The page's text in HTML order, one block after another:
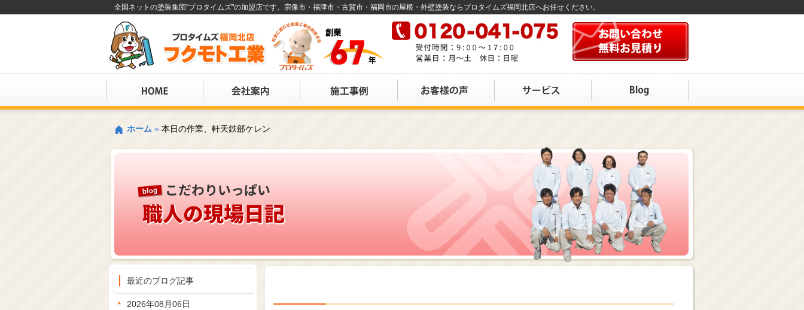
全国ネットの塗装集団"プロタイムズ"の加盟店です。宗像市・福津市・古賀市・福岡市の屋根・外壁塗装ならプロタイムズ福岡北店へお任せください。
ホーム » 本日の作業、軒天鉄部ケレン
最近のブログ記事
2026年08月06日